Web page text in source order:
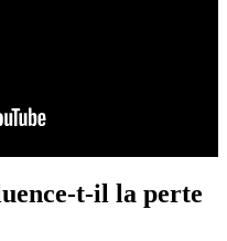
t-il la perte